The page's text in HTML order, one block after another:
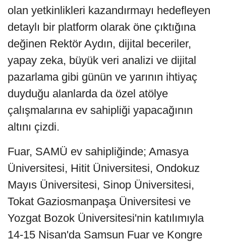
olan yetkinlikleri kazandırmayı hedefleyen
detaylı bir platform olarak öne çıktığına
değinen Rektör Aydın, dijital beceriler,
yapay zeka, büyük veri analizi ve dijital
pazarlama gibi günün ve yarının ihtiyaç
duyduğu alanlarda da özel atölye
çalışmalarına ev sahipliği yapacağının
altını çizdi.
Fuar, SAMÜ ev sahipliğinde; Amasya
Üniversitesi, Hitit Üniversitesi, Ondokuz
Mayıs Üniversitesi, Sinop Üniversitesi,
Tokat Gaziosmanpaşa Üniversitesi ve
Yozgat Bozok Üniversitesi'nin katılımıyla
14-15 Nisan'da Samsun Fuar ve Kongre